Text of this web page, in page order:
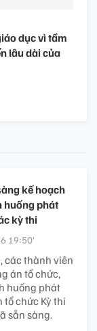
dục vì tầm
lâu dài của
kế hoạch
huống phát
kỳ thi
19:50’
các thành viên
án tổ chức,
huống phát
chức Kỳ thi
sẵn sàng.